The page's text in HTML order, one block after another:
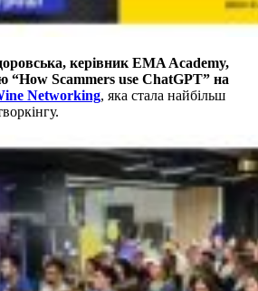
керівник EMA Academy,
“How Scammers use ChatGPT” на
Networking, яка стала найбільш